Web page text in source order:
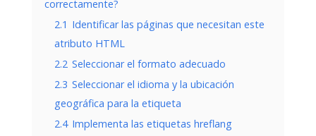
correctamente?
2.1 Identificar las páginas que necesitan este
atributo HTML
2.2 Seleccionar el formato adecuado
2.3 Seleccionar el idioma y la ubicación
geográfica para la etiqueta
2.4 Implementa las etiquetas hreflang